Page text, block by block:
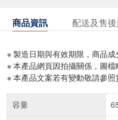
商品資訊 配送及售
※ 製造日期與有效期限，商品
※ 本產品網頁因拍攝關係，圖
※ 本產品文案若有變動敬請參
容量